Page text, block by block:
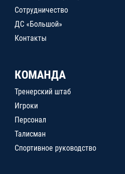
Сотрудничество
ДС «Большой»
Контакты
КОМАНДА
Тренерский штаб
Игроки
Персонал
Талисман
Спортивное руководство